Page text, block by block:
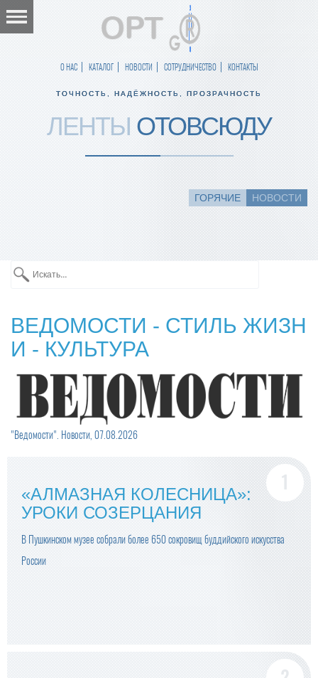
О НАС КАТАЛОГ НОВОСТИ СОТРУДНИЧЕСТВО КОНТАКТЫ
ТОЧНОСТЬ, НАДЁЖНОСТЬ, ПРОЗРАЧНОСТЬ
ЛЕНТЫ ОТОВСЮДУ
ГОРЯЧИЕ НОВОСТИ
ВЕДОМОСТИ - СТИЛЬ ЖИЗН
И - КУЛЬТУРА
"Ведомости". Новости, 07.08.2026
«АЛМАЗНАЯ КОЛЕСНИЦА»:
УРОКИ СОЗЕРЦАНИЯ
В Пушкинском музее собрали более 650 сокровищ буддийского искусства
России